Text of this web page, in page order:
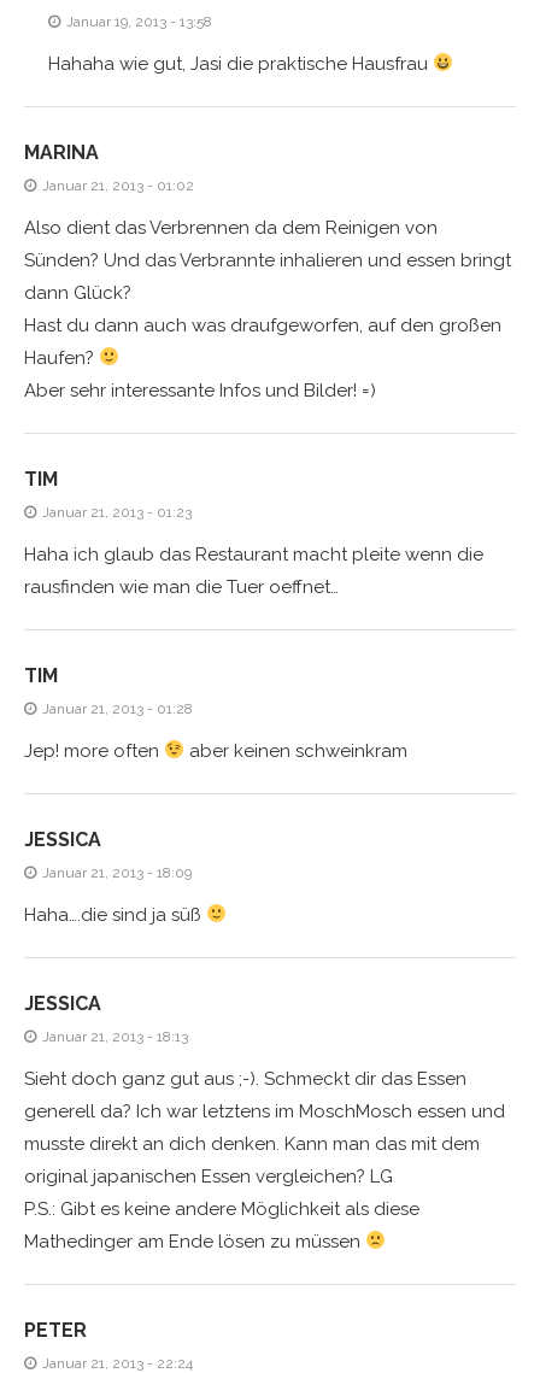
Januar 19, 2013 - 13:58
Hahaha wie gut, Jasi die praktische Hausfrau
MARINA
Januar 21, 2013 - 01:02
Also dient das Verbrennen da dem Reinigen von
Sünden? Und das Verbrannte inhalieren und essen bringt
dann Glück?
Hast du dann auch was draufgeworfen, auf den großen
Haufen?
Aber sehr interessante Infos und Bilder! =)
TIM
Januar 21, 2013 - 01:23
Haha ich glaub das Restaurant macht pleite wenn die
rausfinden wie man die Tuer oeffnet…
TIM
Januar 21, 2013 - 01:28
Jep! more often aber keinen schweinkram
JESSICA
Januar 21, 2013 - 18:09
Haha….die sind ja süß
JESSICA
Januar 21, 2013 - 18:13
Sieht doch ganz gut aus ;-). Schmeckt dir das Essen
generell da? Ich war letztens im MoschMosch essen und
musste direkt an dich denken. Kann man das mit dem
original japanischen Essen vergleichen? LG
P.S.: Gibt es keine andere Möglichkeit als diese
Mathedinger am Ende lösen zu müssen
PETER
Januar 21, 2013 - 22:24